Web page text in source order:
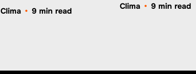
Clima • 9 min read Clima • 9 min read